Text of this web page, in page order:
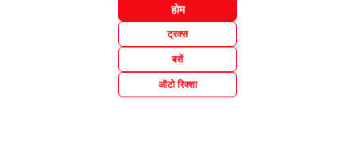
होम
ट्रक्स
बसें
ऑटो रिक्शा